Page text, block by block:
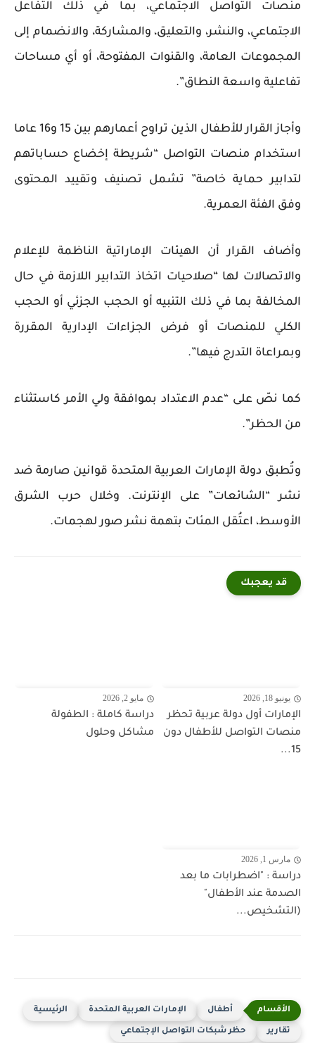
منصات التواصل الاجتماعي، بما في ذلك التفاعل
الاجتماعي، والنشر، والتعليق، والمشاركة، والانضمام إلى
المجموعات العامة، والقنوات المفتوحة، أو أي مساحات
تفاعلية واسعة النطاق”.
وأجاز القرار للأطفال الذين تراوح أعمارهم بين 15 و16 عاما
استخدام منصات التواصل “شريطة إخضاع حساباتهم
لتدابير حماية خاصة” تشمل تصنيف وتقييد المحتوى
وفق الفئة العمرية.
وأضاف القرار أن الهيئات الإماراتية الناظمة للإعلام
والاتصالات لها “صلاحيات اتخاذ التدابير اللازمة في حال
المخالفة بما في ذلك التنبيه أو الحجب الجزئي أو الحجب
الكلي للمنصات أو فرض الجزاءات الإدارية المقررة
وبمراعاة التدرج فيها”.
كما نصّ على “عدم الاعتداد بموافقة ولي الأمر كاستثناء
من الحظر”.
وتُطبق دولة الإمارات العربية المتحدة قوانين صارمة ضد
نشر “الشائعات” على الإنترنت. وخلال حرب الشرق
الأوسط، اعتُقل المئات بتهمة نشر صور لهجمات.
قد يعجبك
يونيو 18, 2026
الإمارات أول دولة عربية تحظر
منصات التواصل للأطفال دون
15...
مايو 2, 2026
دراسة كاملة : الطفولة
مشاكل وحلول
مارس 1, 2026
دراسة : "اضطرابات ما بعد
الصدمة عند الأطفال"
(التشخيص...
أطفال الإمارات العربية المتحدة الرئيسية
تقارير حظر شبكات التواصل الإجتماعي